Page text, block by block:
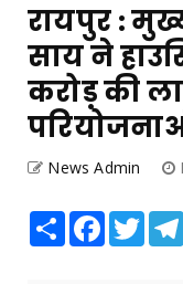
रायपुर :
साय ने
करोड़ की
News Admin
Share Facebook